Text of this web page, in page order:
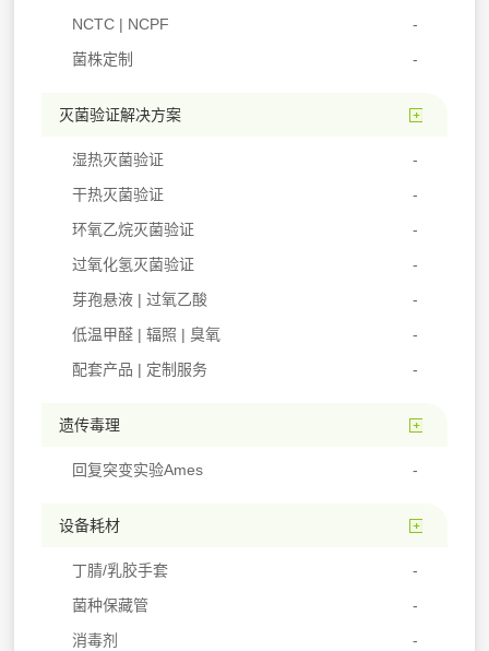
NCTC | NCPF
菌株定制
灭菌验证解决方案
湿热灭菌验证
干热灭菌验证
环氧乙烷灭菌验证
过氧化氢灭菌验证
芽孢悬液 | 过氧乙酸
低温甲醛 | 辐照 | 臭氧
配套产品 | 定制服务
遗传毒理
回复突变实验Ames
设备耗材
丁腈/乳胶手套
菌种保藏管
消毒剂